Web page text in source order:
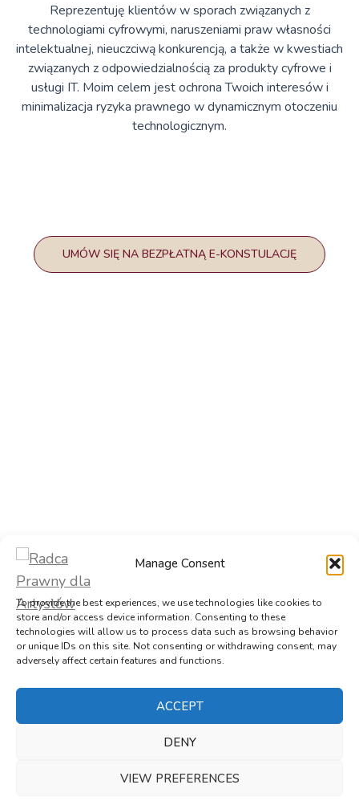
Manage Consent
To provide the best experiences, we use technologies like cookies to
store and/or access device information. Consenting to these
technologies will allow us to process data such as browsing behavior
or unique IDs on this site. Not consenting or withdrawing consent, may
adversely affect certain features and functions.
ACCEPT
DENY
VIEW PREFERENCES
Reprezentuję klientów w sporach związanych z
technologiami cyfrowymi, naruszeniami praw własności
intelektualnej, nieuczciwą konkurencją, a także w kwestiach
związanych z odpowiedzialnością za produkty cyfrowe i
usługi IT. Moim celem jest ochrona Twoich interesów i
minimalizacja ryzyka prawnego w dynamicznym otoczeniu
technologicznym.
UMÓW SIĘ NA BEZPŁATNĄ E-KONSTULACJĘ